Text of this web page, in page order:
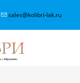
sales@kolibri-lak.ru